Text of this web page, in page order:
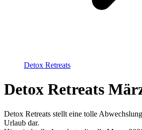
Detox Retreats
Detox Retreats
Detox Retreats stellt eine tolle
Urlaub dar.